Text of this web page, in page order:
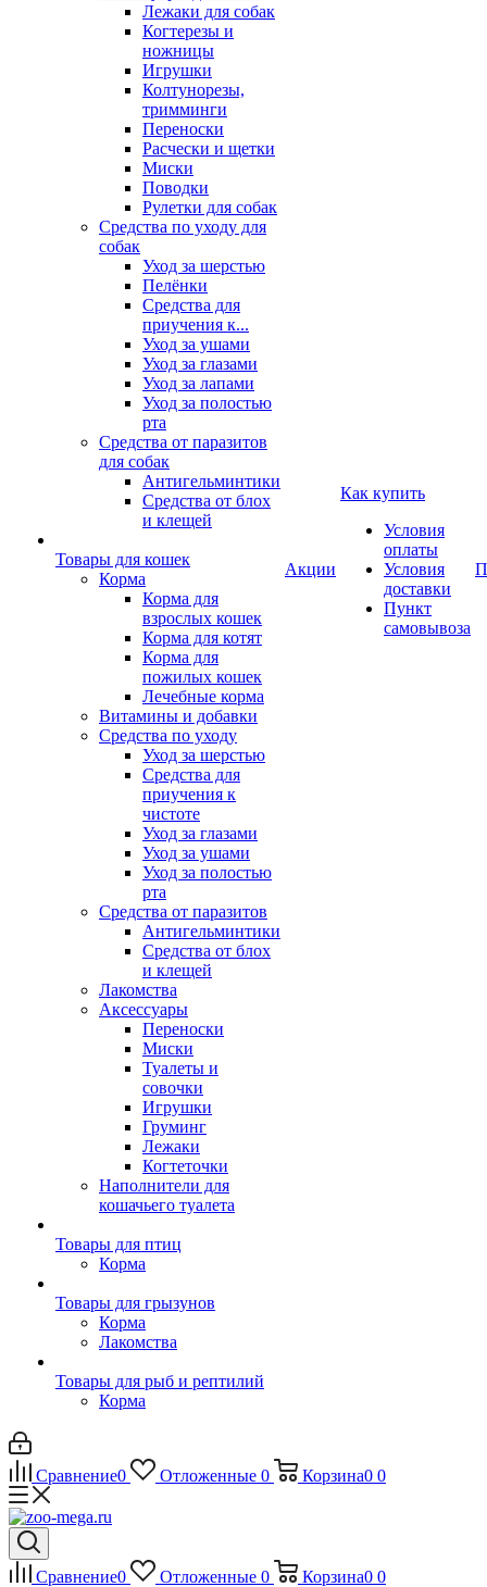
Лежаки для собак
Когтерезы и
ножницы
Игрушки
Колтунорезы,
тримминги
Переноски
Расчески и щетки
Миски
Поводки
Рулетки для собак
Средства по уходу для
собак
Уход за шерстью
Пелёнки
Средства для
приучения к...
Уход за ушами
Уход за глазами
Уход за лапами
Уход за полостью
рта
Средства от паразитов
для собак
Антигельминтики
Средства от блох
и клещей
Товары для кошек
Корма
Корма для
взрослых кошек
Корма для котят
Корма для
пожилых кошек
Лечебные корма
Витамины и добавки
Средства по уходу
Уход за шерстью
Средства для
приучения к
чистоте
Уход за глазами
Уход за ушами
Уход за полостью
рта
Средства от паразитов
Антигельминтики
Средства от блох
и клещей
Лакомства
Аксессуары
Переноски
Миски
Туалеты и
совочки
Игрушки
Груминг
Лежаки
Когтеточки
Наполнители для
кошачьего туалета
Товары для птиц
Корма
Товары для грызунов
Корма
Лакомства
Товары для рыб и рептилий
Корма
Акции
Как купить
Условия
оплаты
Условия
доставки
Пункт
самовывоза
Сравнение0 Отложенные 0 Корзина0 0
Сравнение0 Отложенные 0 Корзина0 0